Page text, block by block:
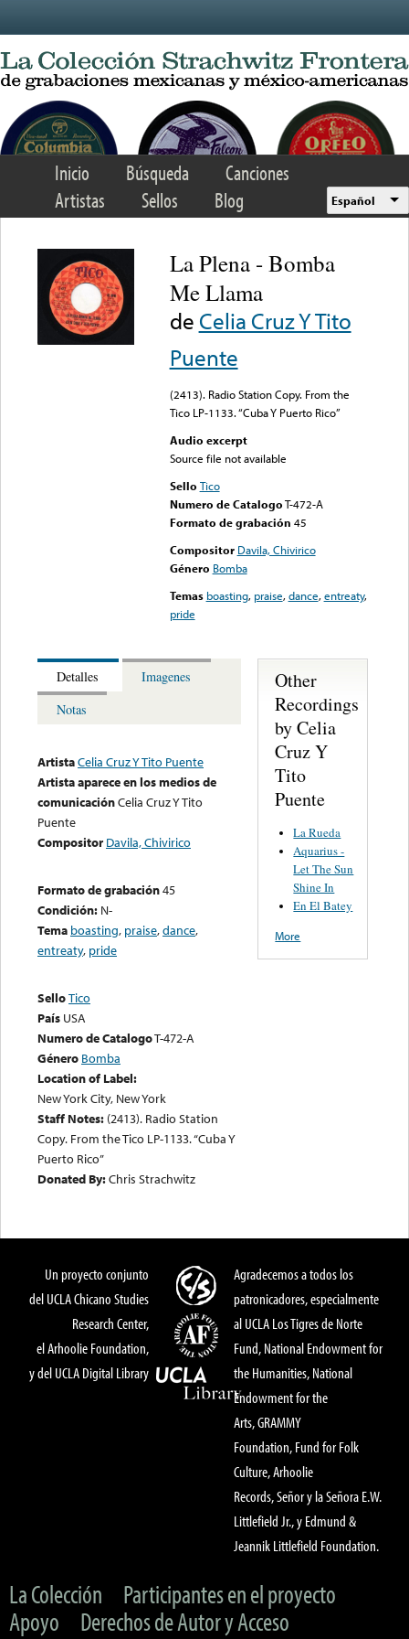
Inicio Búsqueda
Canciones
Artistas
Sellos Blog Español
La Plena - Bomba
Me Llama
de Celia Cruz Y Tito
Puente
(2413). Radio Station Copy. From the
Tico LP-1133. “Cuba Y Puerto Rico”
Audio excerpt
Source file not available
Sello Tico
Numero de CatalogoT-472-A
Formato de grabación 45
Compositor Davila, Chivirico
Género Bomba
Temas boasting, praise,dance,entreaty,
pride
Detalles
Imagenes
Notas
ArtistaCelia Cruz Y Tito Puente
Artista aparece en los medios de
comunicaciónCelia Cruz Y Tito
Puente
Compositor Davila, Chivirico
Formato de grabación45
Condición: N-
Tema boasting, praise,dance,
entreaty, pride
SelloTico
País USA
Numero de CatalogoT-472-A
Género Bomba
Location of Label:
New York City, New York
Staff Notes: (2413). Radio Station
Copy. From the Tico LP-1133. “Cuba Y
Puerto Rico”
Donated By:Chris Strachwitz
Other
Recordings
by Celia
Cruz Y
Tito
Puente
La Rueda
Aquarius -
Let The Sun
Shine In
En El Batey
More
Un proyecto conjunto
del UCLA Chicano Studies
Research Center,
el Arhoolie Foundation,
y del UCLA Digital Library
Agradecemos a todos los
patronicadores, especialmente
al UCLA Los Tigres de Norte
Fund, National Endowment for
the Humanities, National
Endowment for the
Arts, GRAMMY
Foundation, Fund for Folk
Culture, Arhoolie
Records, Señor y la Señora E.W.
Littlefield Jr., y Edmund &
Jeannik Littlefield Foundation.
La Colección
Participantes en el proyecto
Apoyo
Derechos de Autor y Acceso